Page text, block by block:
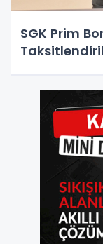
SGK Prim